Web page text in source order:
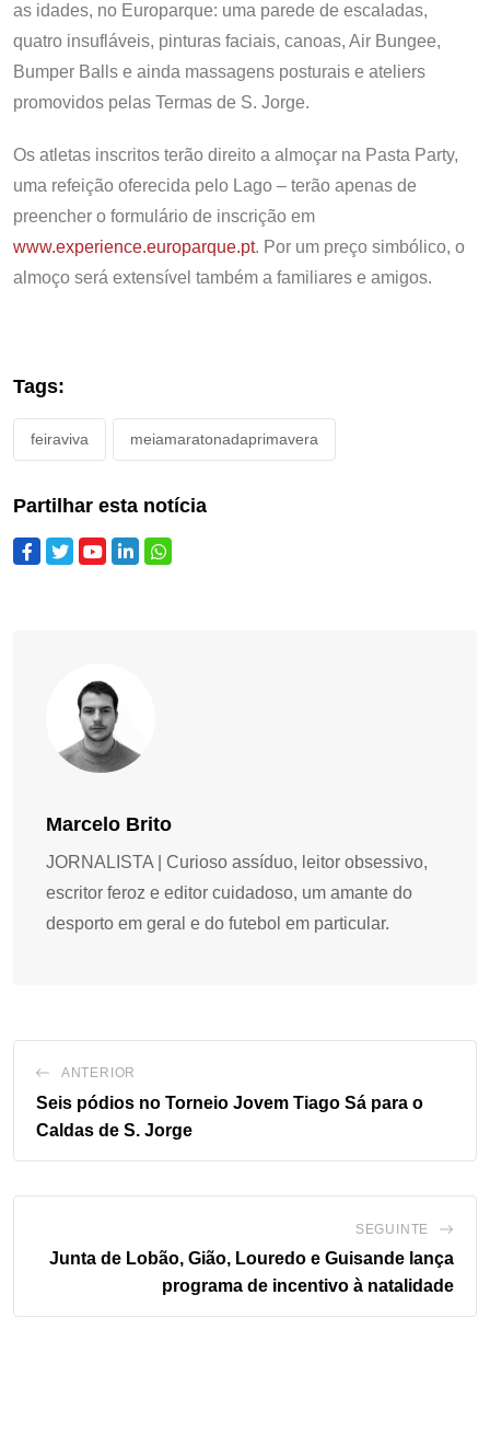
as idades, no Europarque: uma parede de escaladas,
quatro insufláveis, pinturas faciais, canoas, Air Bungee,
Bumper Balls e ainda massagens posturais e ateliers
promovidos pelas Termas de S. Jorge.
Os atletas inscritos terão direito a almoçar na Pasta Party,
uma refeição oferecida pelo Lago – terão apenas de
preencher o formulário de inscrição em
www.experience.europarque.pt. Por um preço simbólico, o
almoço será extensível também a familiares e amigos.
Tags:
feiraviva meiamaratonadaprimavera
Partilhar esta notícia
Marcelo Brito
JORNALISTA | Curioso assíduo, leitor obsessivo,
escritor feroz e editor cuidadoso, um amante do
desporto em geral e do futebol em particular.
ANTERIOR
Seis pódios no Torneio Jovem Tiago Sá para o
Caldas de S. Jorge
SEGUINTE
Junta de Lobão, Gião, Louredo e Guisande lança
programa de incentivo à natalidade